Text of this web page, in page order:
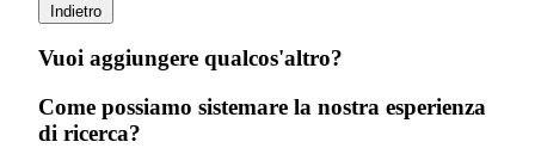
Indietro
Vuoi aggiungere qualcos'altro?
Come possiamo sistemare la nostra esperienza
di ricerca?